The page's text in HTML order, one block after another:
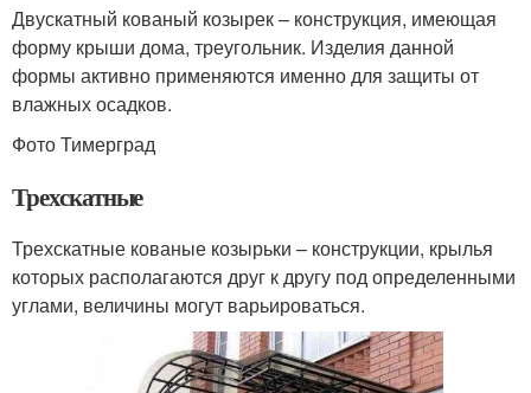
Двускатный кованый козырек – конструкция, имеющая
форму крыши дома, треугольник. Изделия данной
формы активно применяются именно для защиты от
влажных осадков.
Фото Тимерград
Трехскатные
Трехскатные кованые козырьки – конструкции, крылья
которых располагаются друг к другу под определенными
углами, величины могут варьироваться.